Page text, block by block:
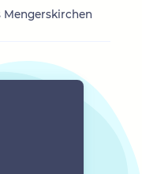
Mengerskirchen